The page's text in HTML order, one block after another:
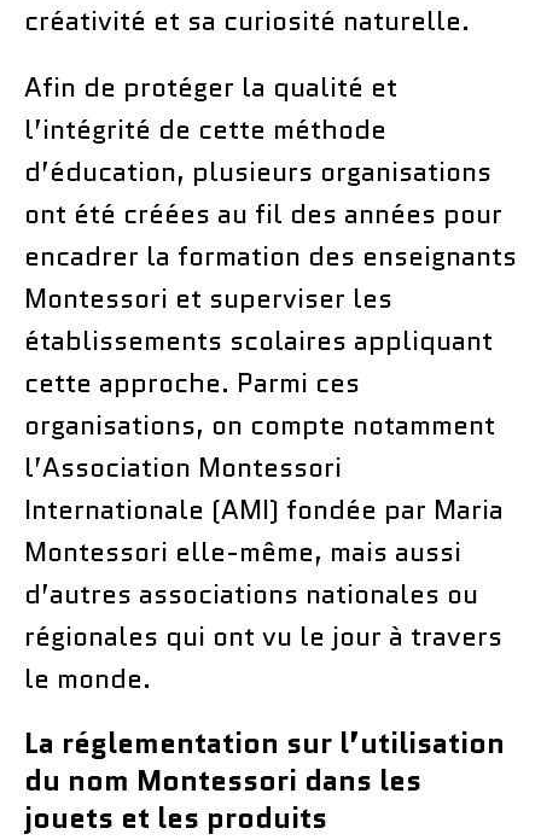
créativité et sa curiosité naturelle.
Afin de protéger la qualité et
l’intégrité de cette méthode
d’éducation, plusieurs organisations
ont été créées au fil des années pour
encadrer la formation des enseignants
Montessori et superviser les
établissements scolaires appliquant
cette approche. Parmi ces
organisations, on compte notamment
l’Association Montessori
Internationale (AMI) fondée par Maria
Montessori elle-même, mais aussi
d’autres associations nationales ou
régionales qui ont vu le jour à travers
le monde.
La réglementation sur l’utilisation
du nom Montessori dans les
jouets et les produits